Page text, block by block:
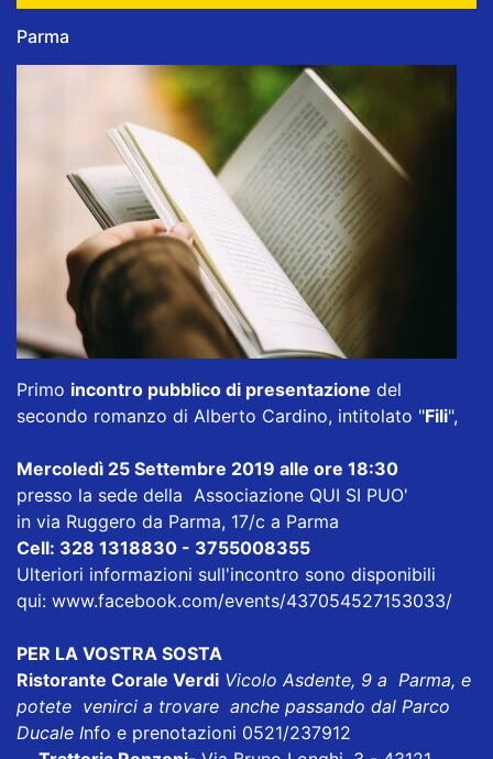
Parma
Primo incontro pubblico di presentazione del
secondo romanzo di Alberto Cardino, intitolato "Fili",
Mercoledì 25 Settembre 2019 alle ore 18:30
presso la sede della Associazione QUI SI PUO'
in via Ruggero da Parma, 17/c a Parma
Cell: 328 1318830 - 3755008355
Ulteriori informazioni sull'incontro sono disponibili
qui: www.facebook.com/events/437054527153033/
PER LA VOSTRA SOSTA
Ristorante Corale Verdi Vicolo Asdente, 9 a Parma, e
potete venirci a trovare anche passando dal Parco
Ducale Info e prenotazioni 0521/237912